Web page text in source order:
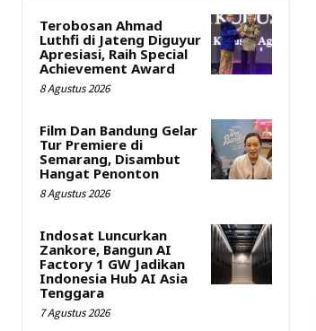
Terobosan Ahmad
Luthfi di Jateng Diguyur
Apresiasi, Raih Special
Achievement Award
8 Agustus 2026
Film Dan Bandung Gelar
Tur Premiere di
Semarang, Disambut
Hangat Penonton
8 Agustus 2026
Indosat Luncurkan
Zankore, Bangun AI
Factory 1 GW Jadikan
Indonesia Hub AI Asia
Tenggara
7 Agustus 2026